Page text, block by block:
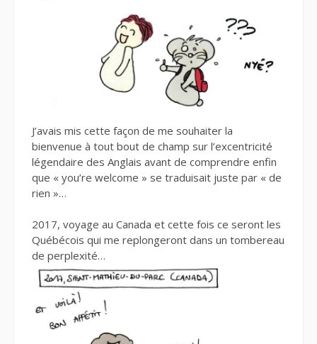
J’avais mis cette façon de me souhaiter la
bienvenue à tout bout de champ sur l’excentricité
légendaire des Anglais avant de comprendre enfin
que « you’re welcome » se traduisait juste par « de
rien »…
2017, voyage au Canada et cette fois ce seront les
Québécois qui me replongeront dans un tombereau
de perplexité…